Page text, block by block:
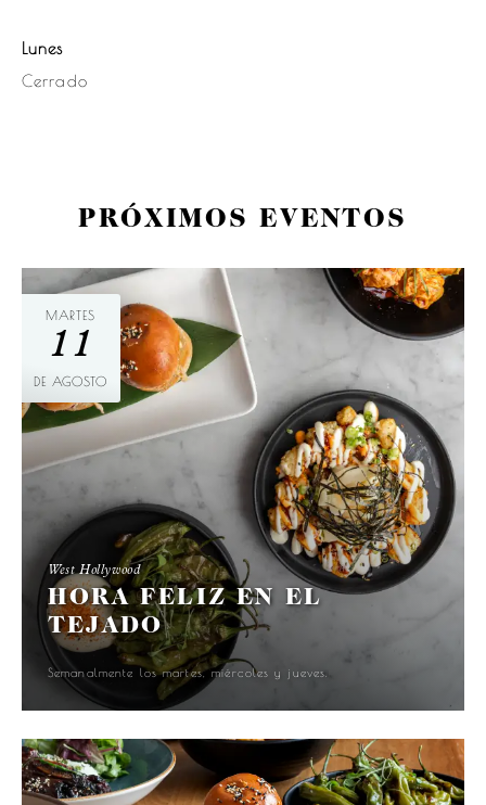
Lunes
Cerrado
PRÓXIMOS EVENTOS
MARTES
11
DE AGOSTO
West Hollywood
HORA FELIZ EN EL
TEJADO
Semanalmente los martes, miércoles y jueves.